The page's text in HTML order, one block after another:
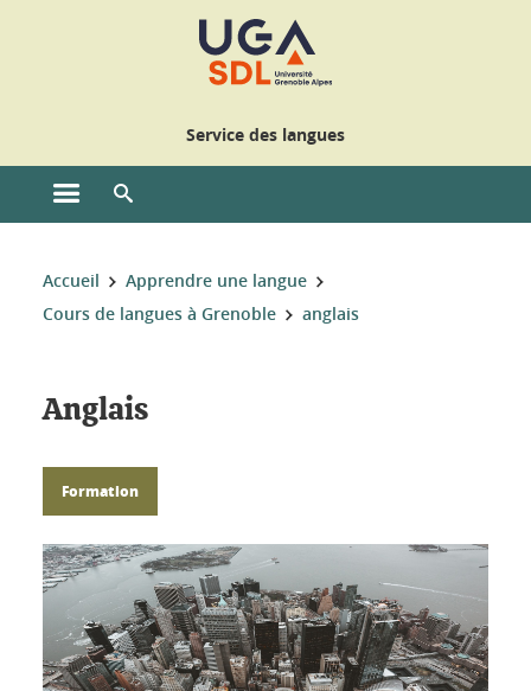
Service des langues
Ouvrir le menu principal
Vous êtes ici :
Accueil
Apprendre une langue
Cours de langues à Grenoble
anglais
Anglais
Formation